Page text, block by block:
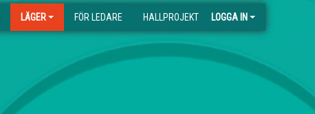
LÄGER FÖR LEDARE HALLPROJEKT LOGGA IN